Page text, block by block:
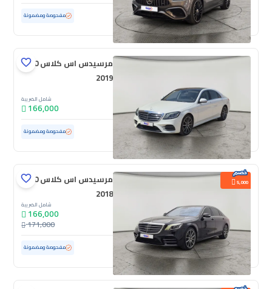
مستعملة 26,140 كم ممشى قليل مفحوصة ومضمونة
مرسيدس اس كلاس 450
2019
شامل الضريبة
166,000
مستعملة 71,894 كم ممشى قليل مفحوصة ومضمونة
5,000
مرسيدس اس كلاس 450
2018
شامل الضريبة
166,000
171,000
مستعملة 192,773 كم مفحوصة ومضمونة